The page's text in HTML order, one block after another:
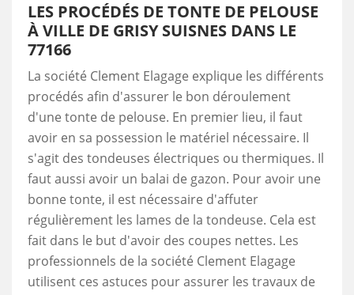
LES PROCÉDÉS DE TONTE DE PELOUSE
À VILLE DE GRISY SUISNES DANS LE
77166
La société Clement Elagage explique les différents
procédés afin d'assurer le bon déroulement
d'une tonte de pelouse. En premier lieu, il faut
avoir en sa possession le matériel nécessaire. Il
s'agit des tondeuses électriques ou thermiques. Il
faut aussi avoir un balai de gazon. Pour avoir une
bonne tonte, il est nécessaire d'affuter
régulièrement les lames de la tondeuse. Cela est
fait dans le but d'avoir des coupes nettes. Les
professionnels de la société Clement Elagage
utilisent ces astuces pour assurer les travaux de